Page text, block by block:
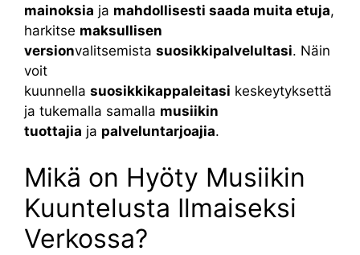
mainoksia ja mahdollisesti saada muita etuja,
harkitse maksullisen
versionvalitsemista suosikkipalvelultasi. Näin
voit
kuunnella suosikkikappaleitasi keskeytyksettä
ja tukemalla samalla musiikin
tuottajia ja palveluntarjoajia.
Mikä on Hyöty Musiikin
Kuuntelusta Ilmaiseksi
Verkossa?